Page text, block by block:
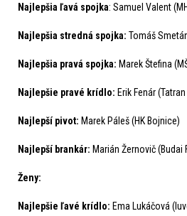
Najlepšia ľavá spojka: Samuel Valent
Najlepšia stredná spojka: Tomáš
Najlepšia pravá spojka: Marek Štefina
Najlepšie pravé krídlo: Erik Fenár
Najlepší pivot: Marek Páleš (HK Bojnice)
Najlepší brankár: Marián Žernovič (Budai
Ženy:
Najlepšie ľavé krídlo: Ema Lukáčová